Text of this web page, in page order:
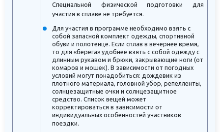
Специальной физической подготовки для
участия в сплаве не требуется.
Для участия в программе необходимо взять с
собой запасной комплект одежды, спортивной
обуви и полотенце. Если сплав в вечернее время,
то для «берега» удобнее взять с собой одежду с
длинным рукавом и брюки, закрывающие ноги (от
комаров и мошек). В зависимости от погодных
условий могут понадобиться: дождевик из
плотного материала, головной убор, репелленты,
солнцезащитные очки и солнцезащитное
средство. Список вещей может
корректироваться в зависимости от
индивидуальных особенностей участников
поездки.